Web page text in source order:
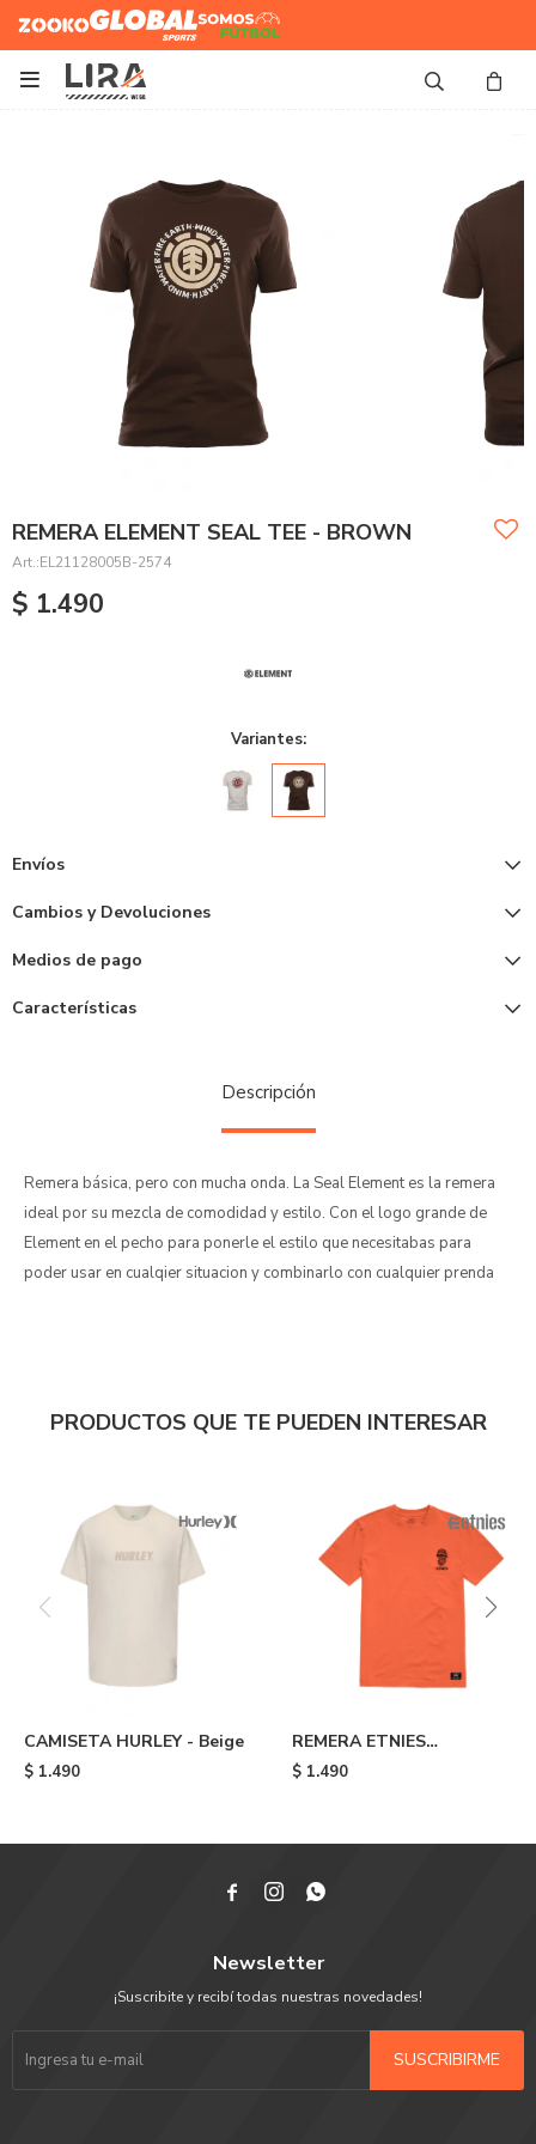
Zooko Global Sports
Somos
Futbol

REMERA ELEMENT SEAL TEE - BROWN
EL21128005B-2574
$ 1.490
Variantes:
Envíos
Cambios y Devoluciones
Medios de pago
Características
Descripción
Remera básica, pero con mucha onda. La Seal Element es la remera
ideal por su mezcla de comodidad y estilo. Con el logo grande de
Element en el pecho para ponerle el estilo que necesitabas para
poder usar en cualqier situacion y combinarlo con cualquier prenda
PRODUCTOS QUE TE PUEDEN INTERESAR
CAMISETA HURLEY - Beige
$ 1.490
REMERA ETNIES
DYSTOPIA - Orange
$ 1.490
  
Newsletter
¡Suscribite y recibí todas nuestras novedades!
SUSCRIBIRME